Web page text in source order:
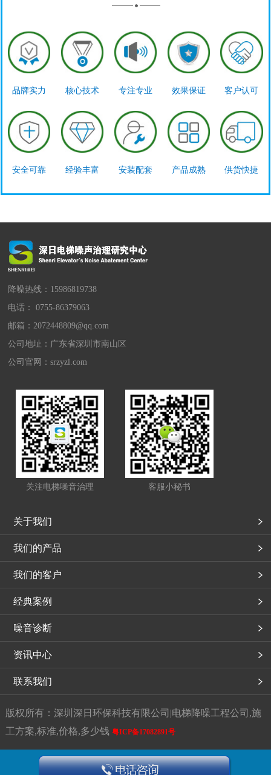
品牌实力 核心技术 专注专业 效果保证 客户认可
安全可靠 经验丰富 安装配套 产品成熟 供货快捷
降噪热线：15986819738
电话： 0755-86379063
邮箱：2072448809@qq.com
公司地址：广东省深圳市南山区
公司官网：srzyzl.com
关注电梯噪音治理 客服小秘书
关于我们
我们的产品
我们的客户
经典案例
噪音诊断
资讯中心
联系我们
版权所有：深圳深日环保科技有限公司|电梯降噪工程公司,施
工方案,标准,价格,多少钱 粤ICP备17082891号